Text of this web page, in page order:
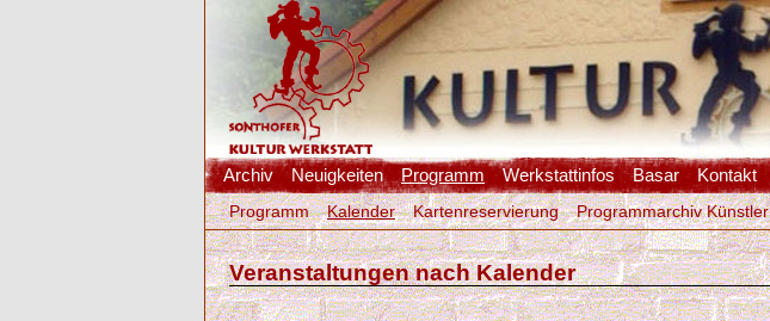
Archiv Neuigkeiten Programm Werkstattinfos Basar Kontakt
Programm Kalender Kartenreservierung Programmarchiv Künstler
Veranstaltungen nach Kalender